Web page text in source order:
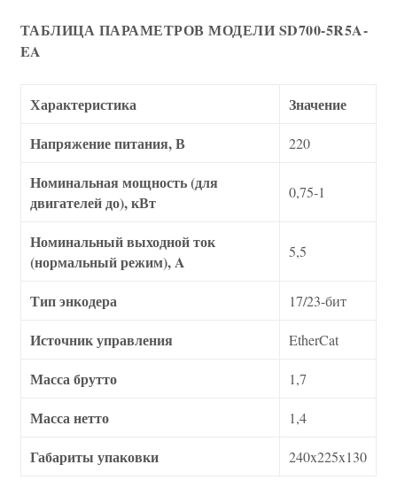
ТАБЛИЦА ПАРАМЕТРОВ МОДЕЛИ SD700-5R5A-
EA
Характеристика
Значение
Напряжение питания, В
220
Номинальная мощность (для
двигателей до), кВт
0,75-1
Номинальный выходной ток
(нормальный режим), A
5,5
Тип энкодера 17/23-бит
Источник управления EtherCat
Масса брутто 1,7
Масса нетто 1,4
Габариты упаковки 240x225x130